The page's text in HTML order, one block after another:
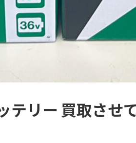
テリー 買取させ